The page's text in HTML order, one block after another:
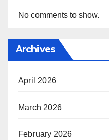
No comments to show.
Archives
April 2026
March 2026
February 2026